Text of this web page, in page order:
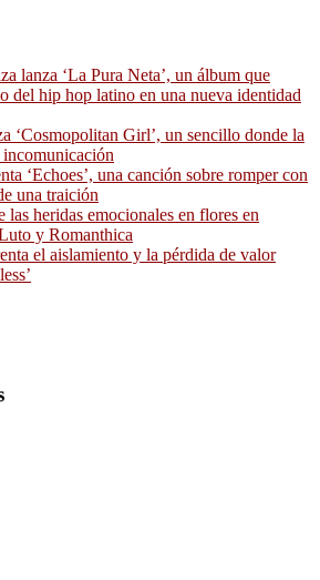
lanza ‘La Pura Neta’, un álbum que
del hip hop latino en una nueva identidad
‘Cosmopolitan Girl’, un sencillo donde la
‘Echoes’, una canción sobre romper con
una traición
heridas emocionales en flores en
y Romanthica
el aislamiento y la pérdida de valor